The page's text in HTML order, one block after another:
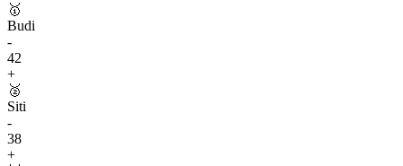
🥇
Budi
-
42
+
🥈
Siti
-
38
+